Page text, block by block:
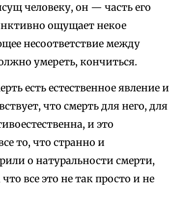
человеку, он — часть его
ощущает некое
несоответствие между
умереть, кончиться.
есть естественное явление и
что смерть для него, для
и это
то, что странно и
о натуральности смерти,
все это не так просто и не